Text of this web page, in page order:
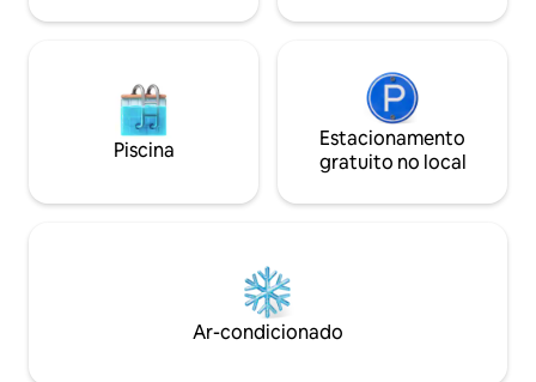
Piscina
Estacionamento
gratuito no local
Ar-condicionado